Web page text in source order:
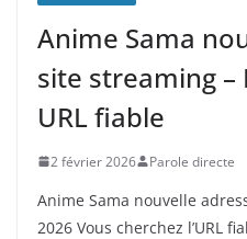
Anime Sama
site streaming –
URL fiable
2 février 2026 Parole directe
Anime Sama nouvelle
2026 Vous cherchez l’URL